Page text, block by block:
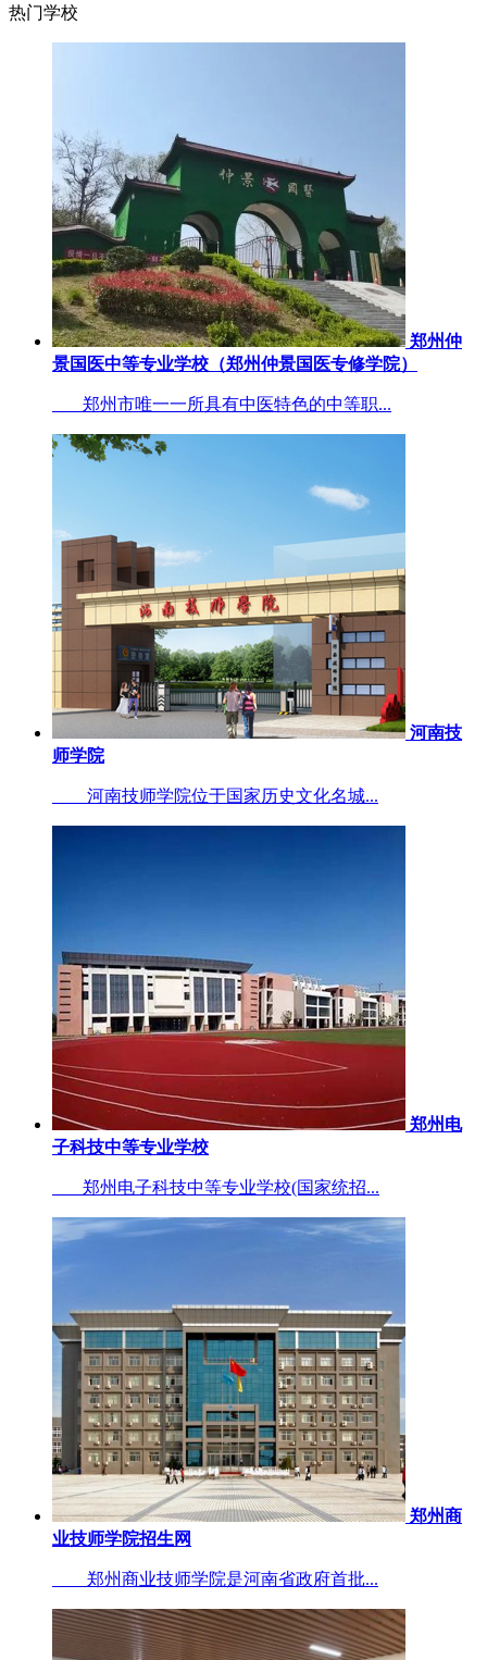
热门学校
郑州仲
景国医中等专业学校（郑州仲景国医专修学院）
郑州市唯一一所具有中医特色的中等职...
河南技
师学院
河南技师学院位于国家历史文化名城...
郑州电
子科技中等专业学校
郑州电子科技中等专业学校(国家统招...
郑州商
业技师学院招生网
郑州商业技师学院是河南省政府首批...